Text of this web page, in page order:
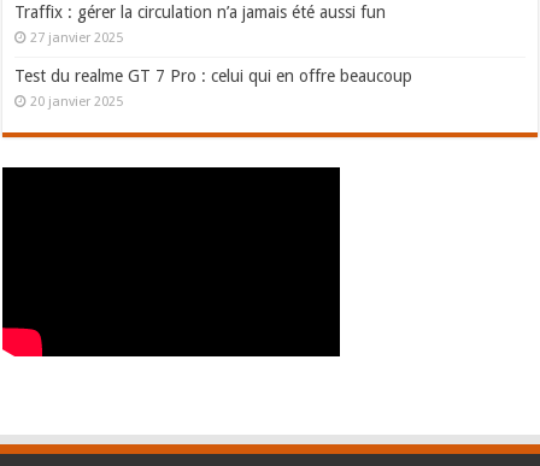
Traffix : gérer la circulation n’a jamais été aussi fun
27 janvier 2025
Test du realme GT 7 Pro : celui qui en offre beaucoup
20 janvier 2025